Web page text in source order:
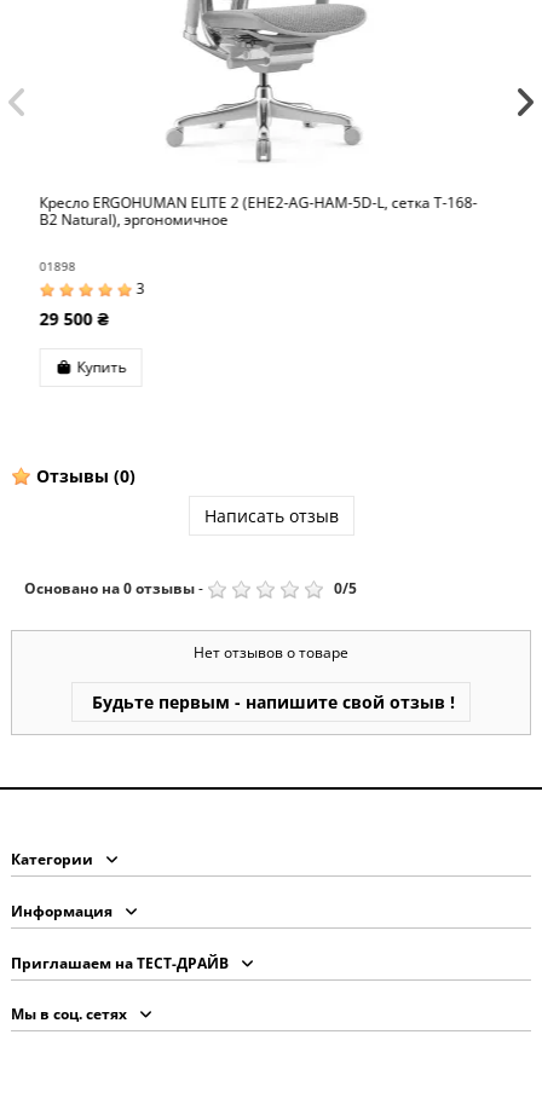
T-168-
Кресло ENJOY ELITE 2 (EJE2-AB-HAM-5D-L, сетка T-
эргономичное
Отзывы (0)
Написать отзыв
Основано на0отзывы- 0/5
Нет отзывов о товаре
Будьте первым - напишите свой отзыв !
Категории
Информация
Приглашаем на ТЕСТ-ДРАЙВ
Мы в соц. сетях